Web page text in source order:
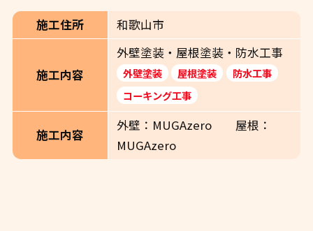
施工住所 和歌山市
施工内容
外壁塗装・屋根塗装・防水工事
外壁塗装 屋根塗装
防水工事
コーキング工事
施工内容
外壁：MUGAzero 屋根：
MUGAzero